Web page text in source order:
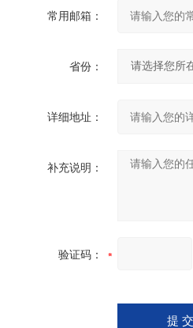
常用邮箱：
省份：
详细地址：
补充说明：
验证码：